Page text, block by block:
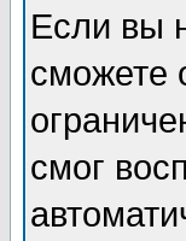
Если вы
сможете
смог